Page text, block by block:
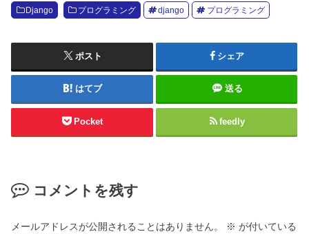
Django プログラミング django プログラミング
ポスト シェア
はてブ 送る
Pocket feedly
コメントを残す
メールアドレスが公開されることはありません。 ※ が付いている